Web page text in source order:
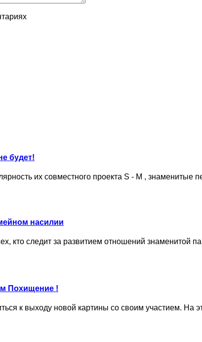
будет!
их совместного проекта S - M , знаменитые
насилии
кто следит за развитием отношений знаменитой
Похищение !
к выходу новой картины со своим участием. На